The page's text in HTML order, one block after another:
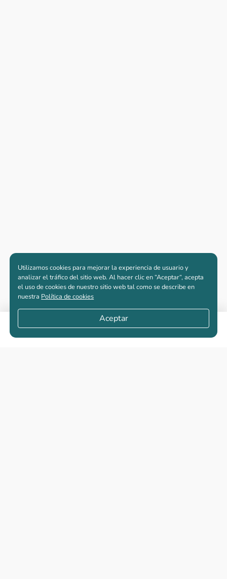
Apartamentos nuevos
Utilizamos cookies para mejorar la experiencia de usuario y
analizar el tráfico del sitio web. Al hacer clic en “Aceptar“, acepta
el uso de cookies de nuestro sitio web tal como se describe en
nuestra Política de cookies
Aceptar